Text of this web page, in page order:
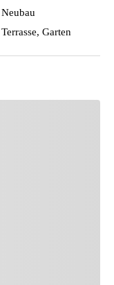
Neubau
Terrasse, Garten